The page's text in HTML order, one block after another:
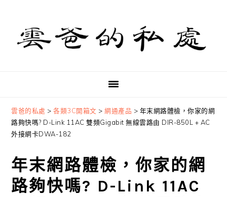
primary
navigation
content
primary
sidebar
雲爸的私處 >各類3C開箱文 >網通產品 > 年末網路體檢，你家的網
路夠快嗎? D-Link 11AC 雙頻Gigabit 無線雲路由 DIR-850L + AC
外接網卡DWA-182
年末網路體檢，你家的網
路夠快嗎? D-Link 11AC